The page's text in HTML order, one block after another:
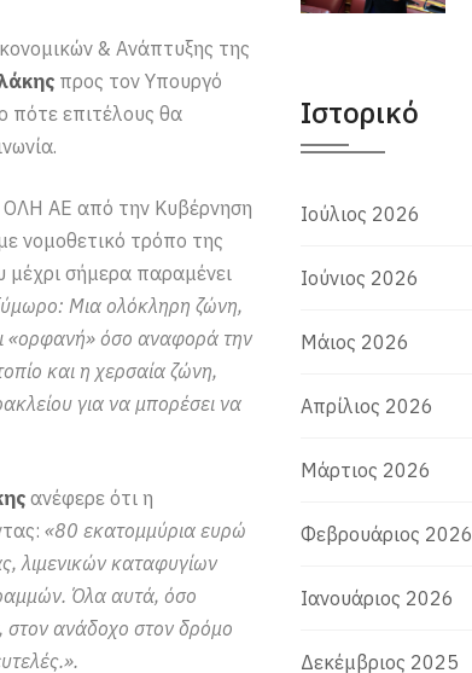
& Ανάπτυξης της
προς τον Υπουργό
πότε επιτέλους θα
ΟΛΗ ΑΕ από την Κυβέρνηση
νομοθετικό τρόπο της
σήμερα παραμένει
Μια ολόκληρη ζώνη,
«ορφανή» όσο αναφορά την
και η χερσαία ζώνη,
για να μπορέσει να
ανέφερε ότι η
«80 εκατομμύρια ευρώ
λιμενικών καταφυγίων
Όλα αυτά, όσο
στον ανάδοχο στον δρόμο
Ιστορικό
Ιούλιος 2026
Ιούνιος 2026
Μάιος 2026
Απρίλιος 2026
Μάρτιος 2026
Φεβρουάριος 2026
Ιανουάριος 2026
Δεκέμβριος 2025